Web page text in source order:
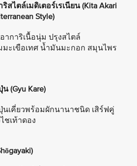
ไตล์เมดิเตอร์เรเนียน (Kita Akari
Style)
การิเนื้อนุ่ม ปรุงสไตล์
มะเขือเทศ น้ำมันมะกอก สมุนไพร
(Gyu Kare)
เคี่ยวพร้อมผักนานาชนิด เสิร์ฟคู่
ชเท้าดอง